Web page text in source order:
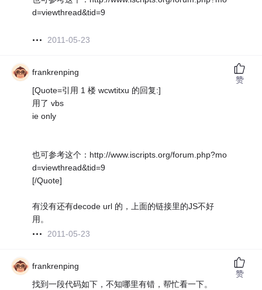
d=viewthread&tid=9
2011-05-23
frankrenping
[Quote=引用 1 楼 wcwtitxu 的回复:]
用了 vbs
ie only
也可参考这个：http://www.iscripts.org/forum.php?mo
d=viewthread&tid=9
[/Quote]
有没有还有decode url 的，上面的链接里的JS不好
用。
2011-05-23
赞
frankrenping
找到一段代码如下，不知哪里有错，帮忙看一下。
赞